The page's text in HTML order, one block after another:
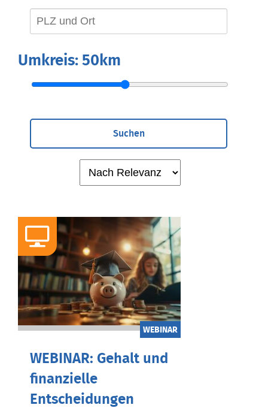
Umkreis: 50km
Suchen
WEBINAR
WEBINAR: Gehalt und
finanzielle
Entscheidungen